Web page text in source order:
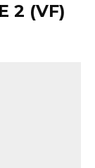
2 (VF)